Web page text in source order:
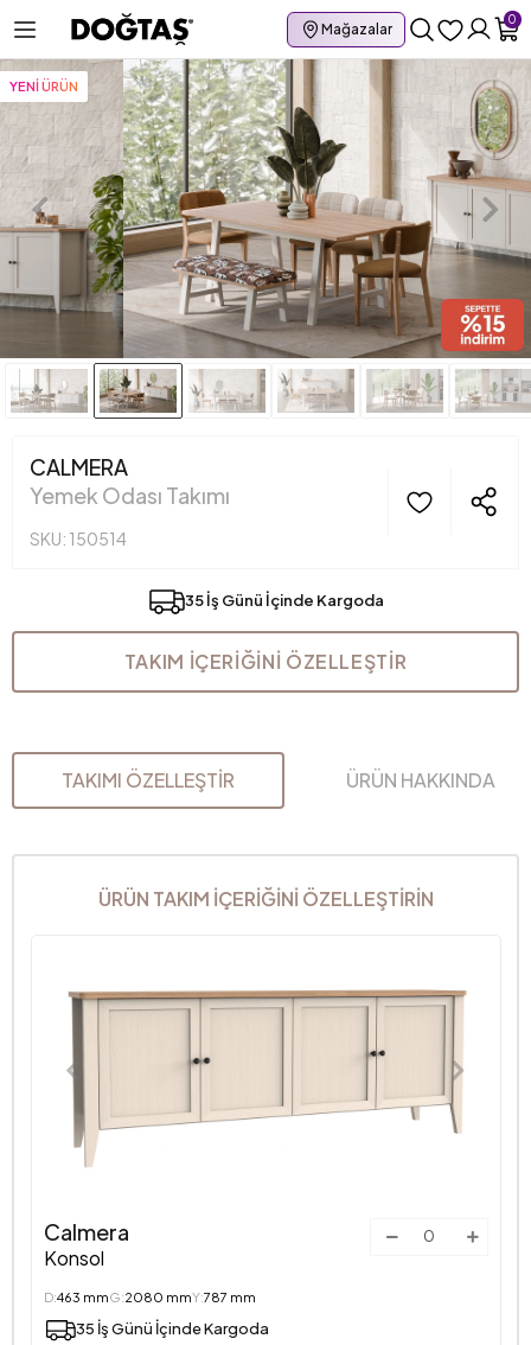
Mağazalar
0
YENİ ÜRÜN
CALMERA
Yemek Odası Takımı
SKU: 150514
35 İş Günü İçinde Kargoda
TAKIM İÇERİĞİNİ ÖZELLEŞTİR
TAKIMI ÖZELLEŞTİR ÜRÜN HAKKINDA
ÜRÜN TAKIM İÇERİĞİNİ ÖZELLEŞTİRİN
Calmera
Konsol
D:463 mmG:2080 mmY:787 mm
35 İş Günü İçinde Kargoda